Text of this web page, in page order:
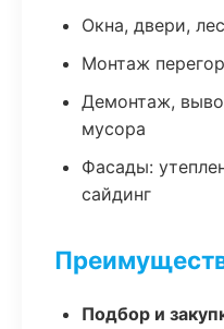
Окна, двери,
Монтаж
Демонтаж,
мусора
Фасады:
сайдинг
Подбор и